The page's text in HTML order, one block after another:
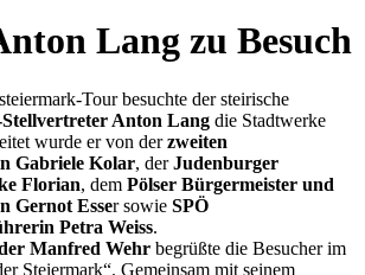
Lang zu Besuch
Tour besuchte der steirische
Anton Lang die Stadtwerke
wurde er von derzweiten
Gabriele Kolar, derJudenburger
Florian, dem Pölser Bürgermeister und
Gernot Esser sowie SPÖ
Petra Weiss.
Manfred Wehr begrüßte die Besucher im
Steiermark“. Gemeinsam mit seinem